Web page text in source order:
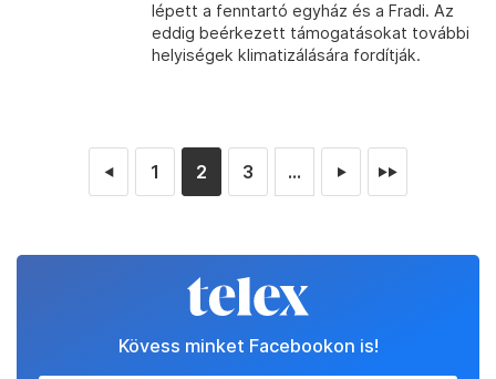
lépett a fenntartó egyház és a Fradi. Az
eddig beérkezett támogatásokat további
helyiségek klimatizálására fordítják.
◄ 1 2 3 ... ► ►►
Kövess minket Facebookon is!